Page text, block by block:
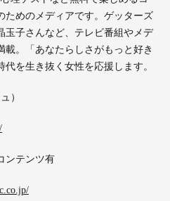
ためのメディアです。ゲッターズ
玉子さんなど、テレビ番組やメデ
載。「あなたらしさがもっと好き
を生き抜く女性を応援します。
）
テンツ有